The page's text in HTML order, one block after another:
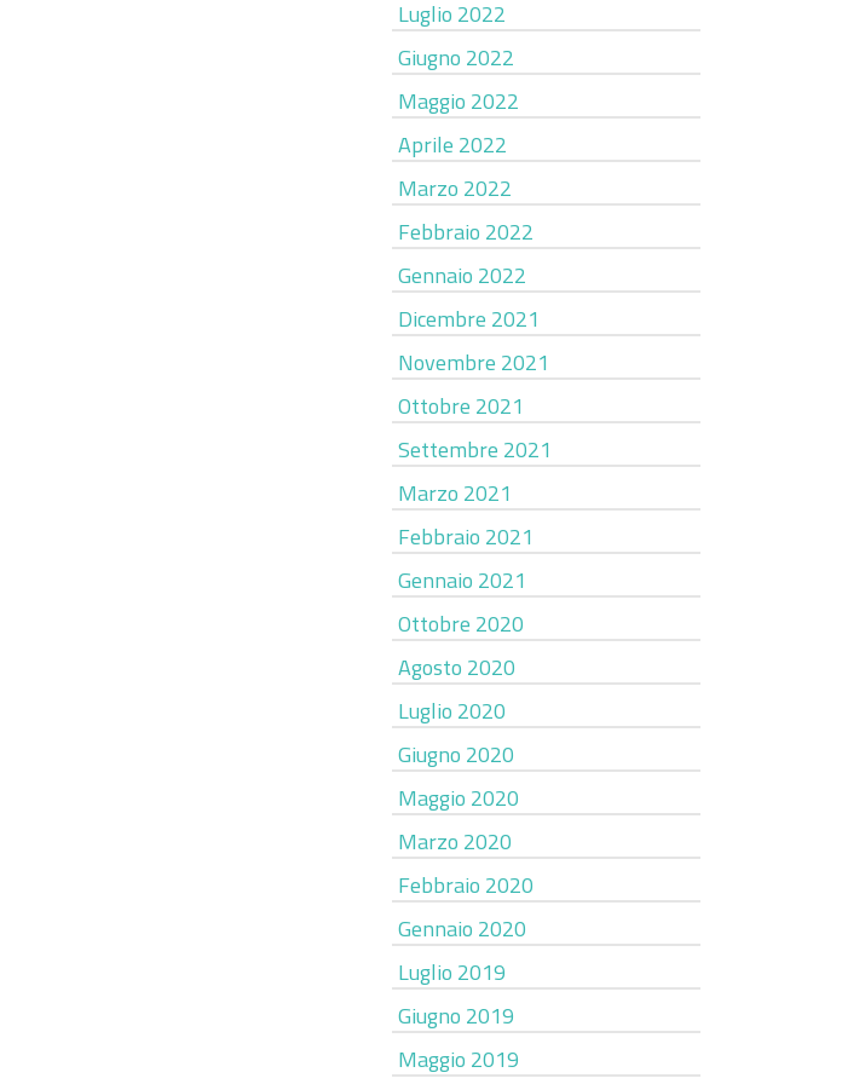
Luglio 2022
Giugno 2022
Maggio 2022
Aprile 2022
Marzo 2022
Febbraio 2022
Gennaio 2022
Dicembre 2021
Novembre 2021
Ottobre 2021
Settembre 2021
Marzo 2021
Febbraio 2021
Gennaio 2021
Ottobre 2020
Agosto 2020
Luglio 2020
Giugno 2020
Maggio 2020
Marzo 2020
Febbraio 2020
Gennaio 2020
Luglio 2019
Giugno 2019
Maggio 2019